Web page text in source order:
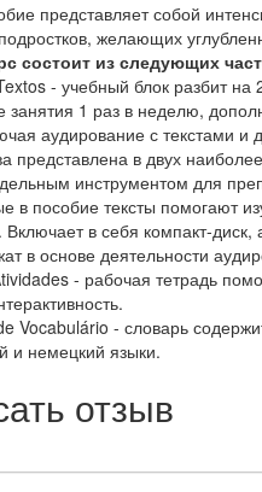
представляет собой
желающих
состоит из следующих
- учебный блок разбит
занятия 1 раз в неделю,
аудирование с текстами и
представлена в двух
инструментом для
в пособие тексты помогают
Включает в себя компакт-
в основе деятельности
- рабочая тетрадь
Vocabulário - словарь
и немецкий языки.
отзыв